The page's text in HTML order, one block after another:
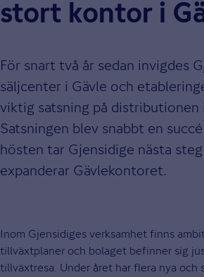
stort kontor i
För snart två år sedan invigdes
säljcenter i Gävle och
viktig satsning på distributionen
Satsningen blev snabbt en
hösten tar Gjensidige nästa
expanderar Gävlekontoret.
Inom Gjensidiges verksamhet finns
tillväxtplaner och bolaget befinner sig
tillväxtresa. Under året har flera nya och